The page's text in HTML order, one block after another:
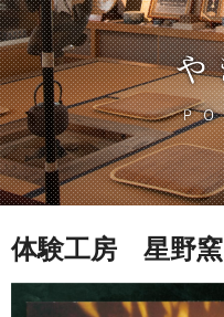
体験工房 星野窯